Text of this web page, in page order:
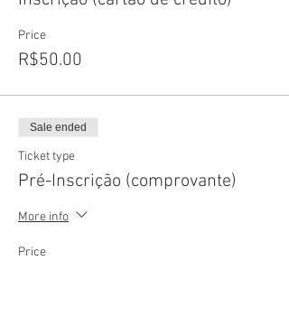
Price
R$50.00
Sale ended
Ticket type
Pré-Inscrição (comprovante)
More info
Price